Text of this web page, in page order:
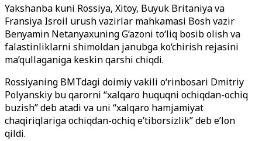
Yakshanba kuni Rossiya, Xitoy, Buyuk Britaniya va
Fransiya Isroil urush vazirlar mahkamasi Bosh vazir
Benyamin Netanyaxuning G‘azoni to‘liq bosib olish va
falastinliklarni shimoldan janubga ko‘chirish rejasini
ma’qullaganiga keskin qarshi chiqdi.
Rossiyaning BMTdagi doimiy vakili o‘rinbosari Dmitriy
Polyanskiy bu qarorni “xalqaro huquqni ochiqdan-ochiq
buzish” deb atadi va uni “xalqaro hamjamiyat
chaqiriqlariga ochiqdan-ochiq e’tiborsizlik” deb e’lon
qildi.